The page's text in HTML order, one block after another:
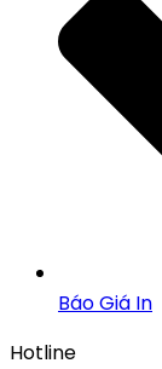
Báo Giá In
Hotline